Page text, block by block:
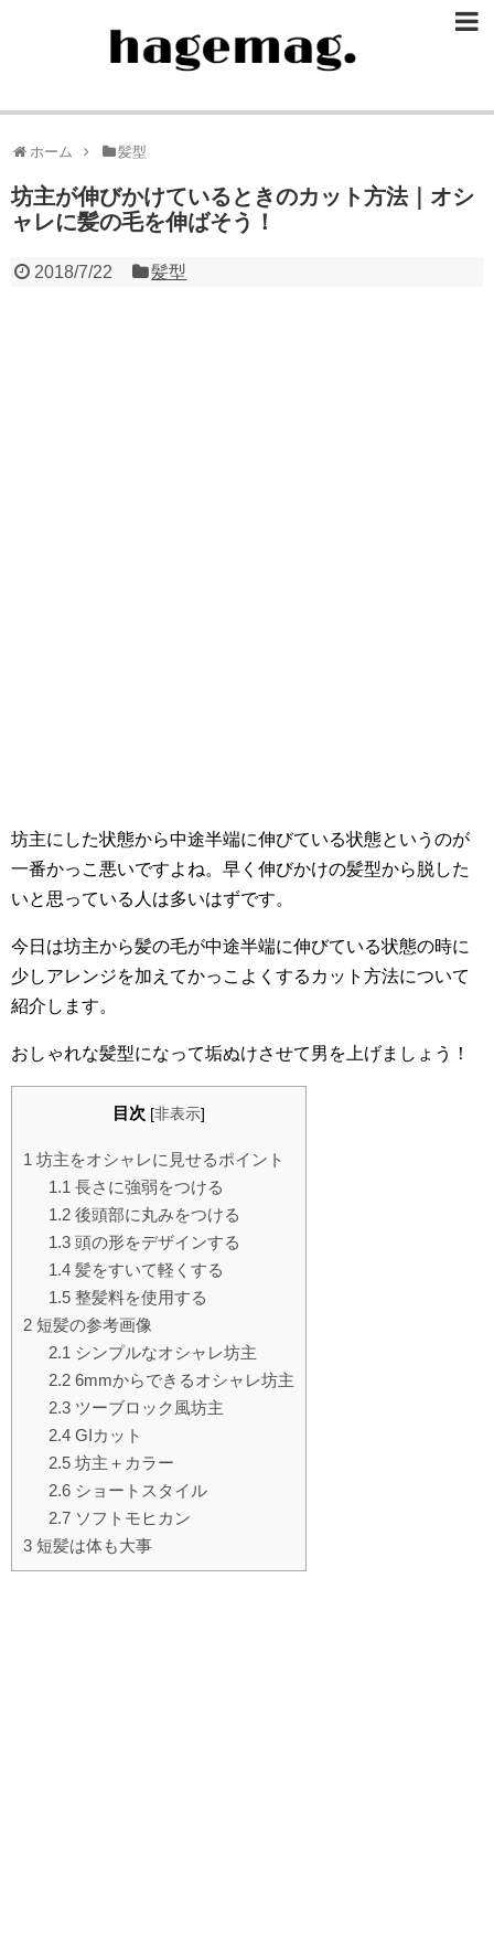
ホーム 髪型
坊主が伸びかけているときのカット方法｜オシ
ャレに髪の毛を伸ばそう！
2018/7/22 髪型
坊主にした状態から中途半端に伸びている状態というのが
一番かっこ悪いですよね。早く伸びかけの髪型から脱した
いと思っている人は多いはずです。
今日は坊主から髪の毛が中途半端に伸びている状態の時に
少しアレンジを加えてかっこよくするカット方法について
紹介します。
おしゃれな髪型になって垢ぬけさせて男を上げましょう！
目次 [非表示]
1 坊主をオシャレに見せるポイント
1.1 長さに強弱をつける
1.2後頭部に丸みをつける
1.3頭の形をデザインする
1.4髪をすいて軽くする
1.5整髪料を使用する
2 短髪の参考画像
2.1 シンプルなオシャレ坊主
2.26mmからできるオシャレ坊主
2.3ツーブロック風坊主
2.4GIカット
2.5坊主＋カラー
2.6ショートスタイル
2.7ソフトモヒカン
3 短髪は体も大事